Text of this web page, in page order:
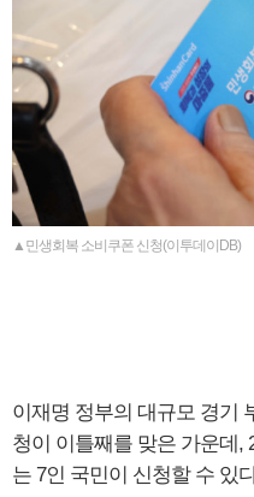
▲민생회복 소비쿠폰 신청(이투데이DB)
이재명 정부의 대규모 경기
청이 이틀째를 맞은 가운데,
는 7인 국민이 신청할 수 있